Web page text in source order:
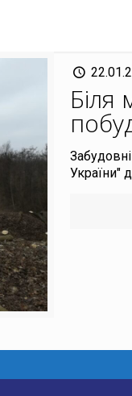
Біля
України"